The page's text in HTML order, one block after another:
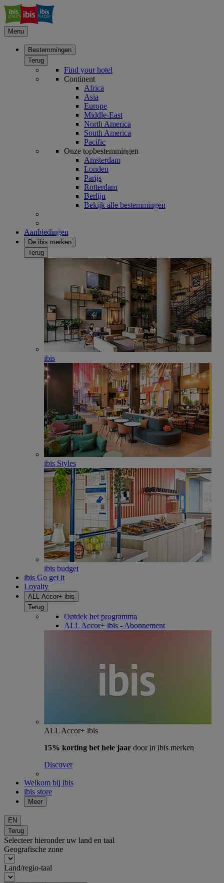
Menu
Bestemmingen
Terug
Find your hotel
Continent
Africa
Asia
Europe
Middle-East
North America
South America
Pacific
Onze topbestemmingen
Amsterdam
Londen
Parijs
Rotterdam
Berlijn
Bekijk alle bestemmingen
Aanbiedingen
De ibis merken
Terug
ibis
ibis Styles
ibis budget
ibis Go get it
Loyalty
ALL Accor+ ibis
Terug
Ontdek het programma
ALL Accor+ ibis - Abonnement
ALL Accor+ ibis
15% korting het hele jaar door in ibis merken
Discover
Welkom bij ibis
ibis store
Meer
EN
Terug
Selecteer hieronder uw land en taal
Geografische zone
Land/regio-taal